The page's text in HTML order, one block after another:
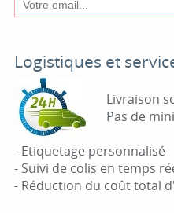
Logistiques et
Livraison
Pas de
- Etiquetage personnalisé
- Suivi de colis en temps
- Réduction du coût total